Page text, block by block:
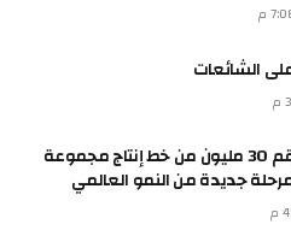
الشائعات
خروج السيارة رقم 30 مليون من خط إنتاج مجموعة